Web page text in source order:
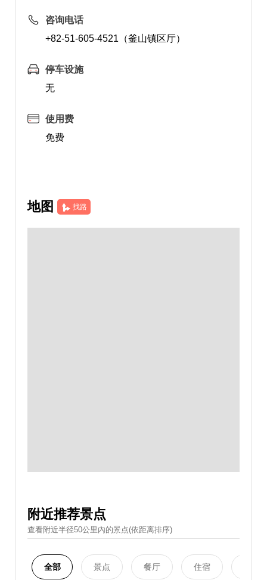
咨询电话
+82-51-605-4521（釜山镇区厅）
停车设施
无
使用费
免费
地图 找路
附近推荐景点
查看附近半径50公里內的景点(依距离排序)
全部 景点 餐厅 住宿